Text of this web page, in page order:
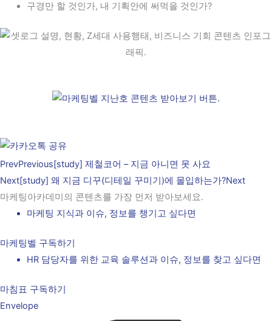
구경만 할 것인가, 내 기획안에 써먹을 것인가?
PrevPrevious[study] 제철코어 – 지금 아니면 못 사요
Next[study] 왜 지금 디꾸(디테일 꾸미기)에 몰입하는가?Next
마케팅아카데미의 콘텐츠를 가장 먼저 받아보세요.
마케팅 지식과 이슈, 정보를 챙기고 싶다면
마케팅벨 구독하기
HR 담당자를 위한 교육 솔루션과 이슈, 정보를 찾고 싶다면
마침표 구독하기
Envelope